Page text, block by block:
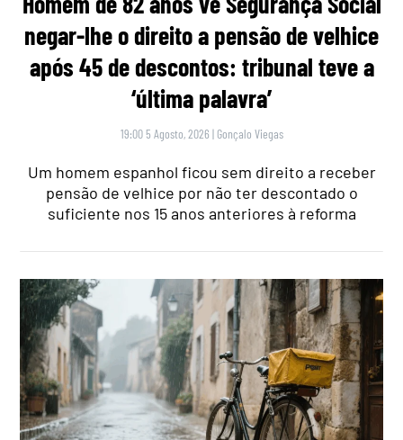
negar-lhe o direito a pensão de velhice
após 45 de descontos: tribunal teve a
‘última palavra’
19:00 5 Agosto, 2026 | Gonçalo Viegas
Um homem espanhol ficou sem direito a receber
pensão de velhice por não ter descontado o
suficiente nos 15 anos anteriores à reforma